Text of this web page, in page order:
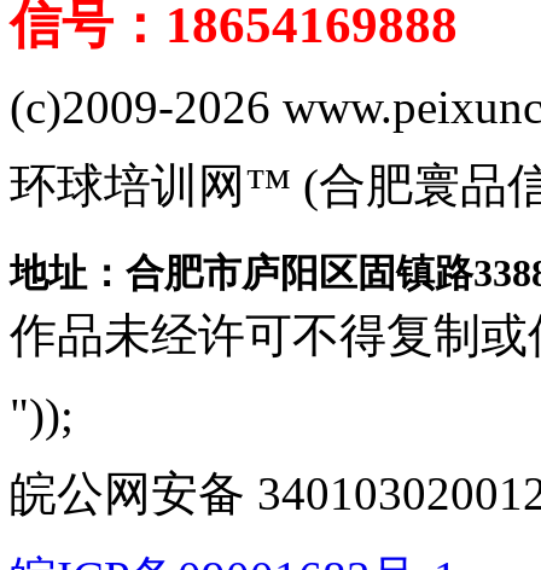
信号：18654169888
(c)2009-2026
环球培训网™ (合肥寰品
地址：合肥市庐阳区固镇路
作品未经许可不得复制或
"));
皖公网安备